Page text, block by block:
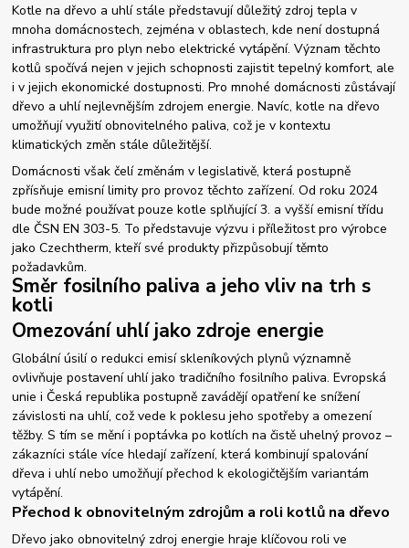
Kotle na dřevo a uhlí stále představují důležitý zdroj tepla v
mnoha domácnostech, zejména v oblastech, kde není dostupná
infrastruktura pro plyn nebo elektrické vytápění. Význam těchto
kotlů spočívá nejen v jejich schopnosti zajistit tepelný komfort, ale
i v jejich ekonomické dostupnosti. Pro mnohé domácnosti zůstávají
dřevo a uhlí nejlevnějším zdrojem energie. Navíc, kotle na dřevo
umožňují využití obnovitelného paliva, což je v kontextu
klimatických změn stále důležitější.
Domácnosti však čelí změnám v legislativě, která postupně
zpřísňuje emisní limity pro provoz těchto zařízení. Od roku 2024
bude možné používat pouze kotle splňující 3. a vyšší emisní třídu
dle ČSN EN 303-5. To představuje výzvu i příležitost pro výrobce
jako Czechtherm, kteří své produkty přizpůsobují těmto
požadavkům.
Směr fosilního paliva a jeho vliv na trh s
kotli
Omezování uhlí jako zdroje energie
Globální úsilí o redukci emisí skleníkových plynů významně
ovlivňuje postavení uhlí jako tradičního fosilního paliva. Evropská
unie i Česká republika postupně zavádějí opatření ke snížení
závislosti na uhlí, což vede k poklesu jeho spotřeby a omezení
těžby. S tím se mění i poptávka po kotlích na čistě uhelný provoz –
zákazníci stále více hledají zařízení, která kombinují spalování
dřeva i uhlí nebo umožňují přechod k ekologičtějším variantám
vytápění.
Přechod k obnovitelným zdrojům a roli kotlů na dřevo
Dřevo jako obnovitelný zdroj energie hraje klíčovou roli ve